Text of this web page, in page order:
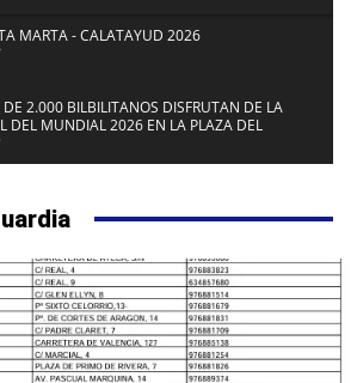
MARTA - CALATAYUD 2026
DE 2.000 BILBILITANOS DISFRUTAN DE LA
DEL MUNDIAL 2026 EN LA PLAZA DEL
DE CALATAYUD